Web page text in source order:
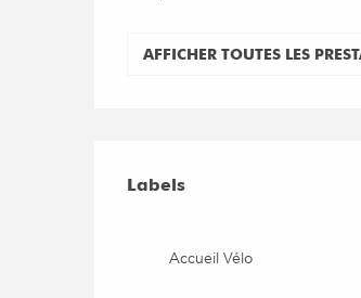
AFFICHER TOUTES LES
Offres de
Labels
Labels
Accueil Vélo